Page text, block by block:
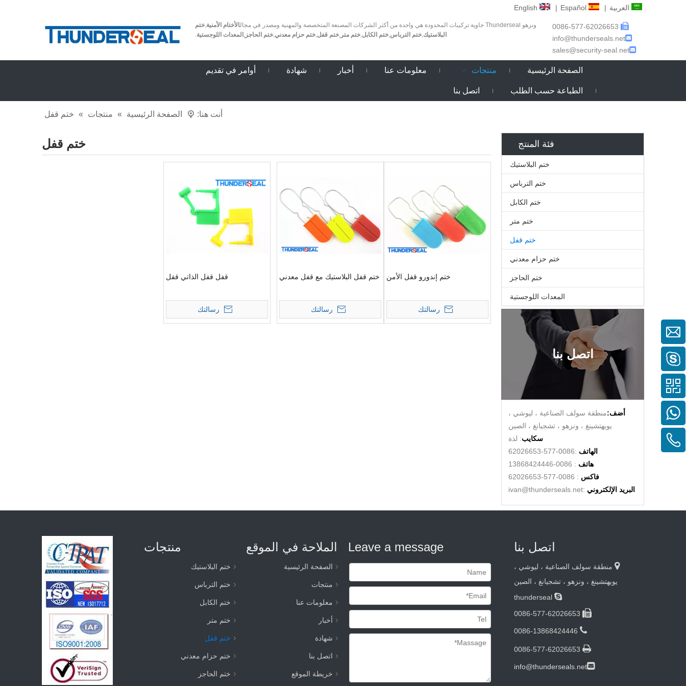
العربية |
Español
|
English
ونزهو Thunderseal حاوية تركيبات المحدودة هي واحدة من أكثر الشركات المصنعة المتخصصة والمهنية ومصدر في مجال الأختام الأمنية ختم
البلاستيك ختم الترباس ختم الكابل ختم متر ختم قفل ختم حزام معدني ختم الحاجز المعدات اللوجستية


info@thunderseals.net

sales@security-seal.net
الصفحة الرئيسية منتجات معلومات عنا أخبار شهادة أوامر في تقديم
الطباعة حسب الطلب اتصل بنا
أنت هنا: الصفحة الرئيسية » منتجات » ختم قفل
ختم قفل
ختم إندورو قفل الأمن
رسالتك
ختم قفل البلاستيك مع قفل معدني
رسالتك
قفل قفل الذاتي قفل
رسالتك
فئة المنتج
ختم البلاستيك
ختم الترباس
ختم الكابل
ختم متر
ختم قفل
ختم حزام معدني
ختم الحاجز
المعدات اللوجستية
اتصل بنا
أضف:منطقة سولف الصناعية ، ليوشي ،
يويهتشينغ ، ونزهو ، تشجيانغ ، الصين
سكايب: لذة
الهاتف :0086-577-62026653
هاتف : 0086-13868424446
فاكس : 0086-577-62026653
البريد الإلكتروني :
ivan@thunderseals.net
منتجات
ختم البلاستيك
ختم الترباس
ختم الكابل
ختم متر
ختم قفل
ختم حزام معدني
ختم الحاجز
الملاحة في الموقع
الصفحة الرئيسية
منتجات
معلومات عنا
أخبار
شهادة
اتصل بنا
خريطة الموقع
Leave a message اتصل بنا
 منطقة سولف الصناعية ، ليوشي ،
يويهتشينغ ، ونزهو ، تشجيانغ ، الصين


0086-577-62026653

0086-13868424446

0086-577-62026653

info@thunderseals.net